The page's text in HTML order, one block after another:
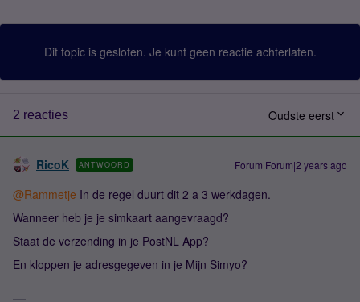
Dit topic is gesloten. Je kunt geen reactie achterlaten.
2 reacties Oudste eerst
RicoK ANTWOORD Forum|Forum|2 years ago
@Rammetje In de regel duurt dit 2 a 3 werkdagen.
Wanneer heb je je simkaart aangevraagd?
Staat de verzending in je PostNL App?
En kloppen je adresgegeven in je Mijn Simyo?